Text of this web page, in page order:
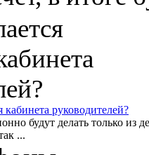
кабинета руководителей?
будут делать только из
...